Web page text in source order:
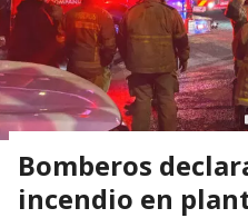
Bomberos
incendio en